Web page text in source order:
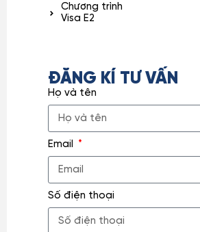
Chương trình
Visa E2
ĐĂNG KÍ TƯ VẤN
Họ và tên
Email
Số điện thoại